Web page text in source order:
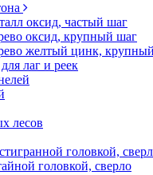
оксид, частый шаг
оксид, крупный шаг
желтый цинк,
лаг и реек
лесов
головкой,
головкой, сверло